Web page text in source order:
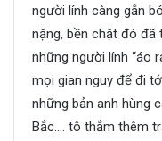
người lính càng gắn
nặng, bền chặt đó
những người lính “áo
mọi gian nguy để đi
những bản anh hùng
Bắc…. tô thắm thêm